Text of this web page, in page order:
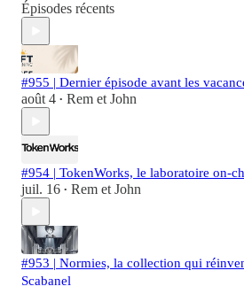
Épisodes récents
#955 | Dernier épisode avant les
août 4 • Rem et John
#954 | TokenWorks, le laboratoire on-
juil. 16 • Rem et John
#953 | Normies, la collection qui
Scabanel